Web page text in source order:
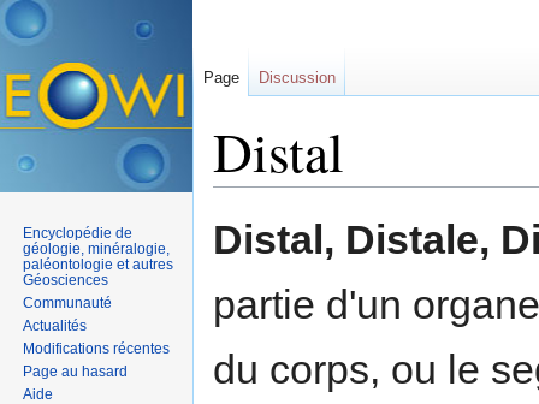
Distal
Distal, Distale,
partie d'un
du corps, ou le
Page Discussion
Encyclopédie de
géologie, minéralogie,
paléontologie et autres
Géosciences
Communauté
Actualités
Modifications récentes
Page au hasard
Aide